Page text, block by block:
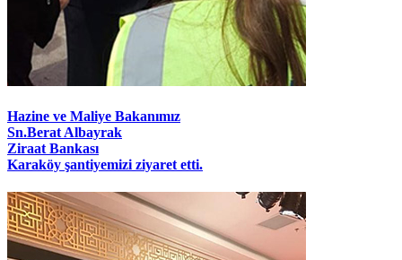
Hazine ve Maliye Bakanımız
Sn.Berat Albayrak
Ziraat Bankası
Karaköy şantiyemizi ziyaret etti.